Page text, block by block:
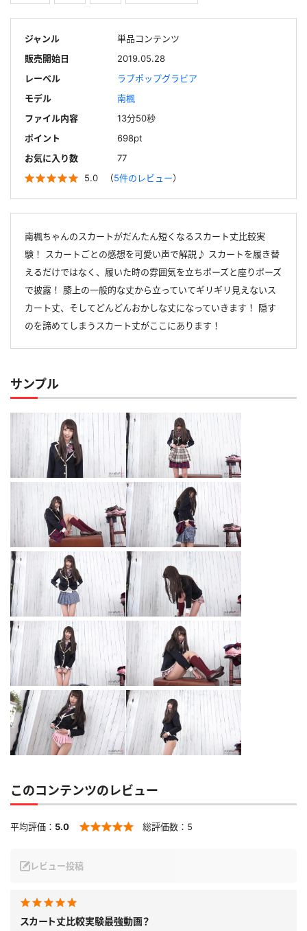
ジャンル
単品コンテンツ
販売開始日
2019.05.28
レーベル
ラブポップグラビア
モデル
南楓
ファイル内容
13分50秒
ポイント
698pt
お気に入り数
77
5.0
（5件のレビュー）
南楓ちゃんのスカートがだんたん短くなるスカート丈比較実
験！ スカートごとの感想を可愛い声で解説♪ スカートを履き替
えるだけではなく、履いた時の雰囲気を立ちポーズと座りポーズ
で披露！ 膝上の一般的な丈から立っていてギリギリ見えないス
カート丈、そしてどんどんおかしな丈になっていきます！ 隠す
のを諦めてしまうスカート丈がここにあります！
サンプル
このコンテンツのレビュー
平均評価： 5.0 総評価数： 5
レビュー投稿
スカート丈比較実験最強動画？